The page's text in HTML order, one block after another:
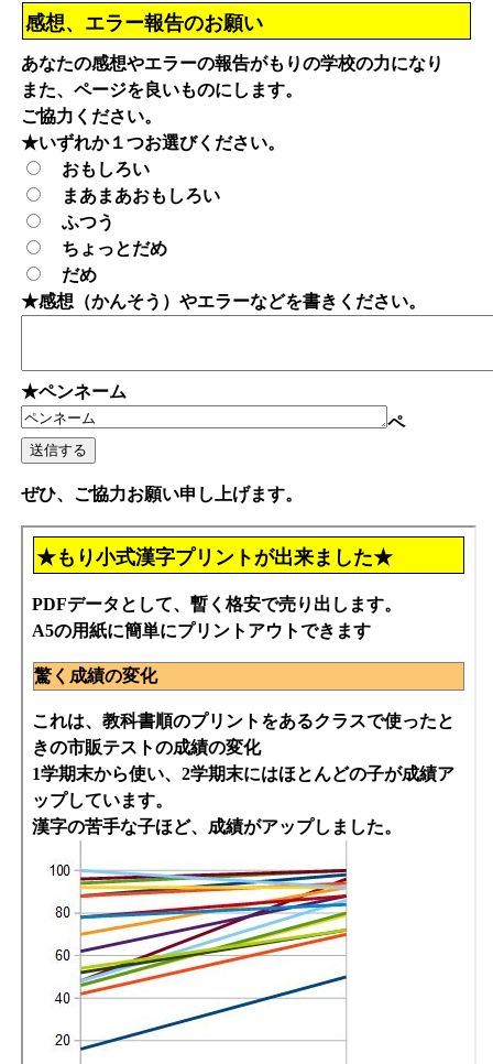
感想、エラー報告のお願い
あなたの感想やエラーの報告がもりの学校の力になり
また、ページを良いものにします。
ご協力ください。
★いずれか１つお選びください。
おもしろい
まあまあおもしろい
ふつう
ちょっとだめ
だめ
★感想（かんそう）やエラーなどを書きください。
★ペンネーム
ペ
ぜひ、ご協力お願い申し上げます。